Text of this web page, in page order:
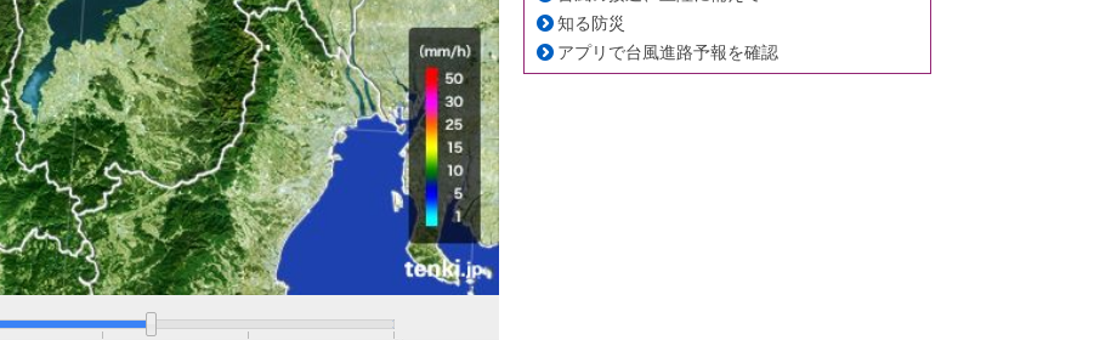
知る防災
アプリで台風進路予報を確認